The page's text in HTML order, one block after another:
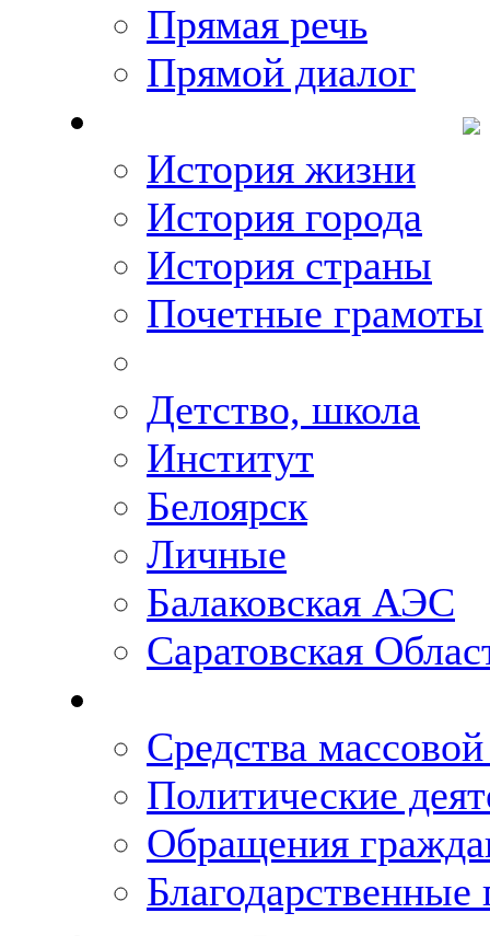
Прямая речь
Прямой диалог
История жизни
История города
История страны
Почетные грамоты
Детство, школа
Институт
Белоярск
Личные
Балаковская АЭС
Саратовская
Средства
Политические
Обращения
Благодарственные